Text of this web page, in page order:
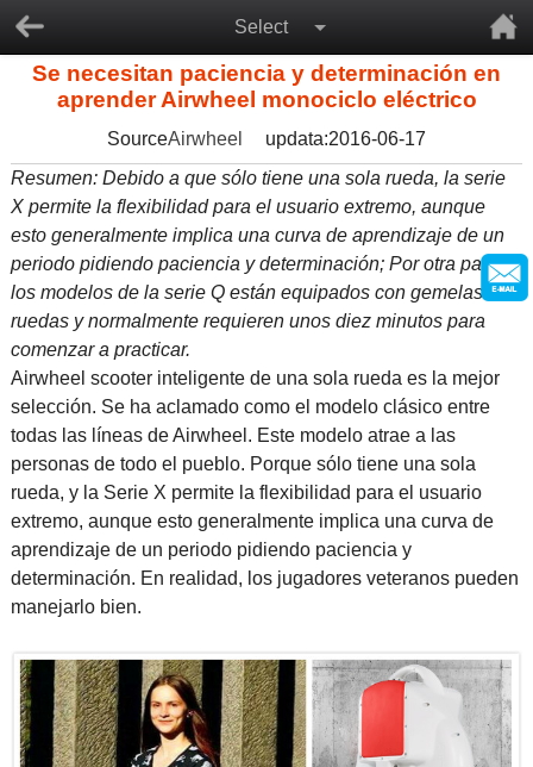
Select
Se necesitan paciencia y determinación en
aprender Airwheel monociclo eléctrico
SourceAirwheel
updata:2016-06-17
Resumen: Debido a que sólo tiene una sola rueda, la serie
X permite la flexibilidad para el usuario extremo, aunque
esto generalmente implica una curva de aprendizaje de un
periodo pidiendo paciencia y determinación; Por otra parte,
los modelos de la serie Q están equipados con gemelas
ruedas y normalmente requieren unos diez minutos para
comenzar a practicar.
Airwheel scooter inteligente de una sola rueda es la mejor
selección. Se ha aclamado como el modelo clásico entre
todas las líneas de Airwheel. Este modelo atrae a las
personas de todo el pueblo. Porque sólo tiene una sola
rueda, y la Serie X permite la flexibilidad para el usuario
extremo, aunque esto generalmente implica una curva de
aprendizaje de un periodo pidiendo paciencia y
determinación. En realidad, los jugadores veteranos pueden
manejarlo bien.